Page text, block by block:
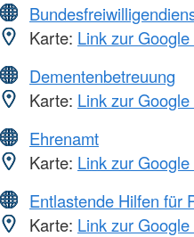
Karte: Link zur
Dementenbetreuung
Karte: Link zur
Ehrenamt
Karte: Link zur
Entlastende Hilfen für
Karte: Link zur